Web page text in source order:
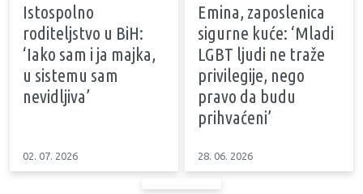
Istospolno
roditeljstvo u BiH:
‘Iako sam i ja majka,
u sistemu sam
nevidljiva’
02. 07. 2026
Emina, zaposlenica
sigurne kuće: ‘Mladi
LGBT ljudi ne traže
privilegije, nego
pravo da budu
prihvaćeni’
28. 06. 2026